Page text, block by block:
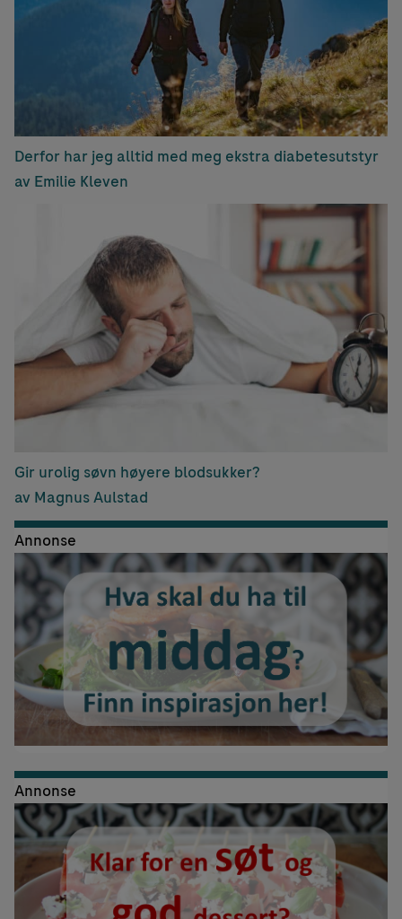
Derfor har jeg alltid med meg ekstra diabetesutstyr
av Emilie Kleven
Gir urolig søvn høyere blodsukker?
av Magnus Aulstad
Annonse
Annonse